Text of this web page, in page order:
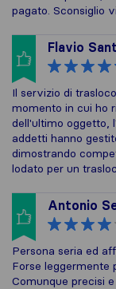
pagato. Sconsiglio
Flavio
Il servizio di
momento in cui ho
dell'ultimo oggetto,
addetti hanno
dimostrando
lodato per un
Antonio
Persona seria ed
Forse leggermente
Comunque precisi